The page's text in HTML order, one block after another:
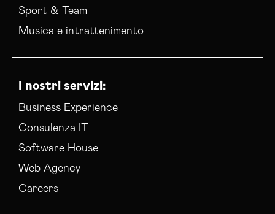
Sport & Team
Musica e intrattenimento
I nostri servizi:
Business Experience
Consulenza IT
Software House
Web Agency
Careers